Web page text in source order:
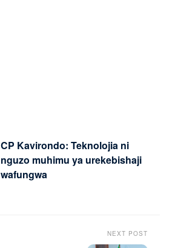
CP Kavirondo: Teknolojia ni
nguzo muhimu ya urekebishaji
wafungwa
NEXT POST